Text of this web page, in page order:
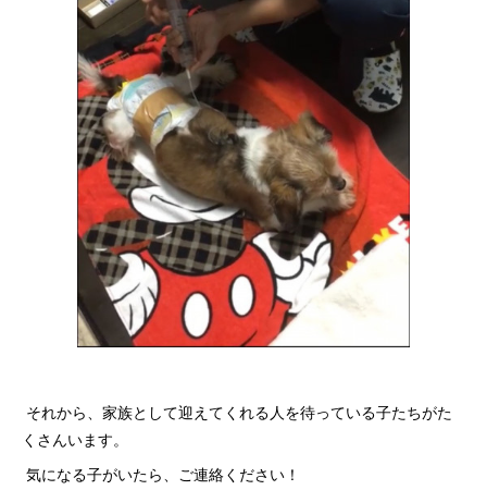
それから、家族として迎えてくれる人を待っている子たちがた
くさんいます。
気になる子がいたら、ご連絡ください！